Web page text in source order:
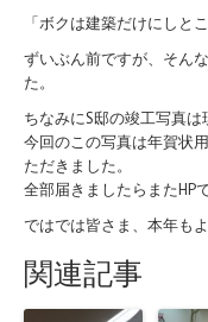
「ボクは建築だけにしとこ
ずいぶん前ですが、そん
た。
ちなみにS邸の竣工写真は
今回のこの写真は年賀状
ただきました。
全部届きましたらまたHP
ではでは皆さま、本年も
関連記事